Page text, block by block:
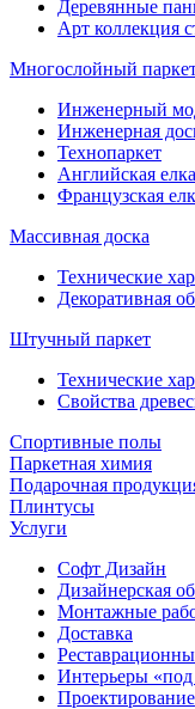
Деревянные
Арт коллекция
Многослойный
Инженерный
Инженерная
Технопаркет
Английская елка
Французская
Массивная доска
Технические
Декоративная
Штучный паркет
Технические
Свойства
Спортивные полы
Паркетная химия
Подарочная
Плинтусы
Услуги
Софт Дизайн
Дизайнерская
Монтажные
Доставка
Интерьеры
Проектирование